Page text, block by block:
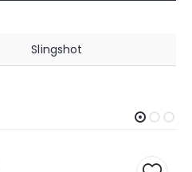
Slingshot